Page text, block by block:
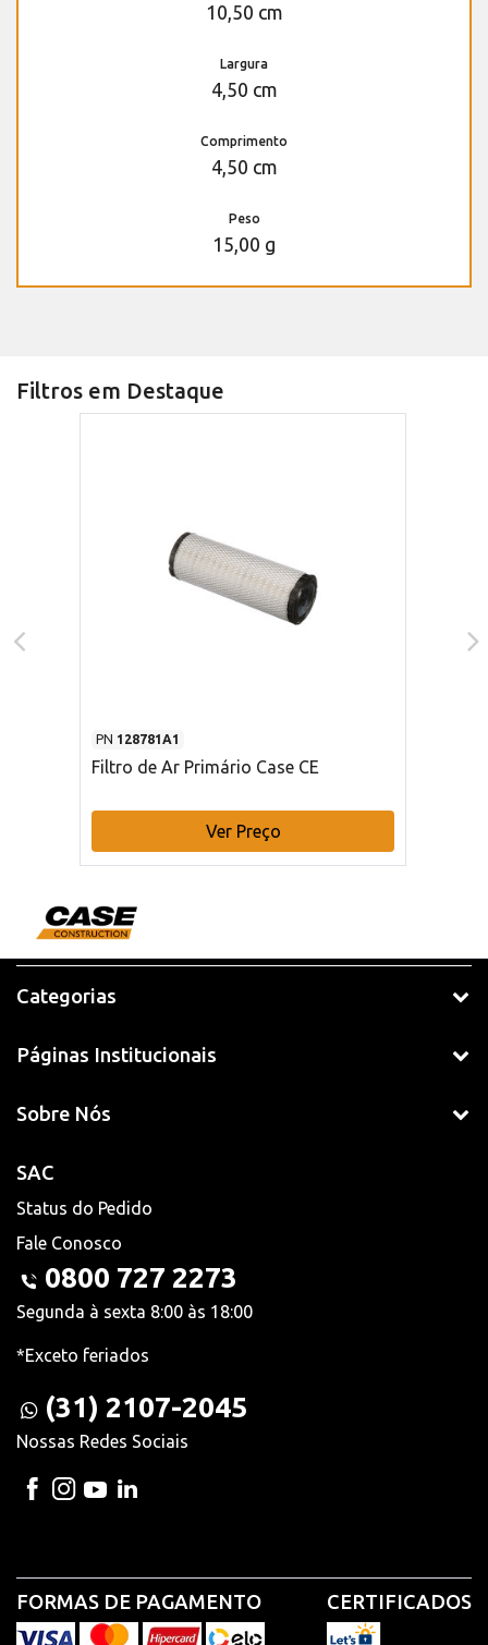
10,50 cm
Largura
4,50 cm
Comprimento
4,50 cm
Peso
15,00 g
Filtros em Destaque
PN 128781A1
Filtro de Ar Primário Case CE
Ver Preço
Categorias
Páginas Institucionais
Sobre Nós
SAC
Status do Pedido
Fale Conosco
0800 727 2273
Segunda à sexta 8:00 às 18:00
*Exceto feriados
(31) 2107-2045
Nossas Redes Sociais
FORMAS DE PAGAMENTO CERTIFICADOS